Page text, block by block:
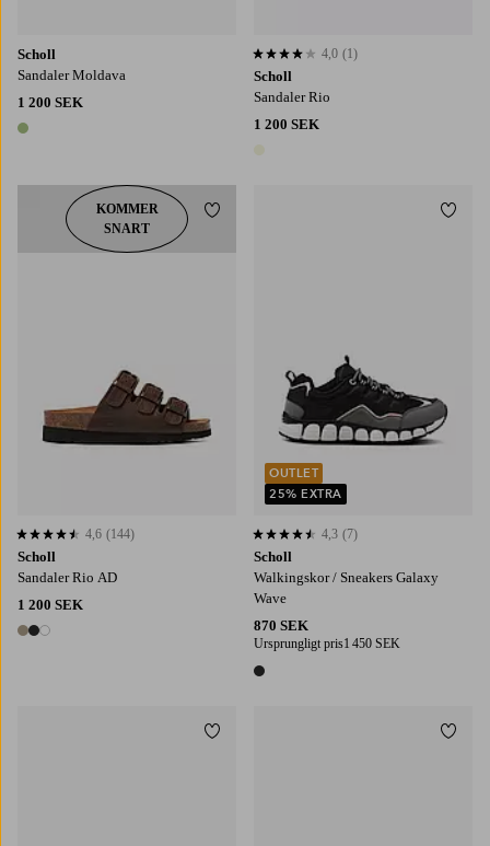
Scholl
Sandaler Moldava
1 200 SEK
1 färg
Scholl
Sandaler Rio
1 200 SEK
4,0 baserat på 1 st betyg
4,0 (1)
Scholl
Sandaler Rio AD
1 200 SEK
3 färger
4,6 baserat på 144 st betyg
4,6 (144)
KOMMER
SNART
Lägg till i favoriter
Scholl
Walkingskor / Sneakers Galaxy
Wave
870 SEK
Ursprungligt pris1 450 SEK
1 färg
4,3 baserat på 7 st betyg
4,3 (7)
OUTLET
25% EXTRA
Lägg till i favoriter